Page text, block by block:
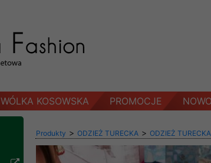
WÓLKA KOSOWSKA PROMOCJE
Produkty > ODZIEŻ TURECKA > ODZIEŻ